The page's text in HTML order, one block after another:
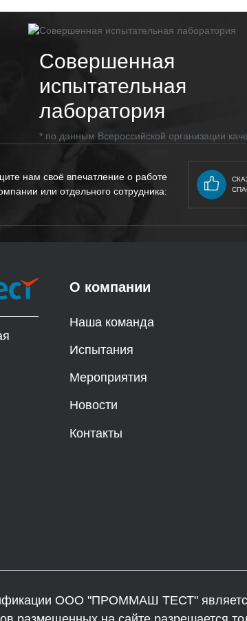
Совершенная
испытательная
лаборатория
* по данным Всероссийской организации
нам своё впечатление о работе
или отдельного сотрудника:
О компании
Наша команда
Испытания
Мероприятия
Новости
Контакты
ООО "ПРОММАШ ТЕСТ"